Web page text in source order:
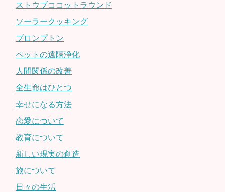
ストウブココットラウンド
ソーラークッキング
ブロンプトン
ペットの遠隔浄化
人間関係の改善
全生命はひとつ
幸せになる方法
恋愛について
教育について
新しい現実の創造
旅について
日々の生活